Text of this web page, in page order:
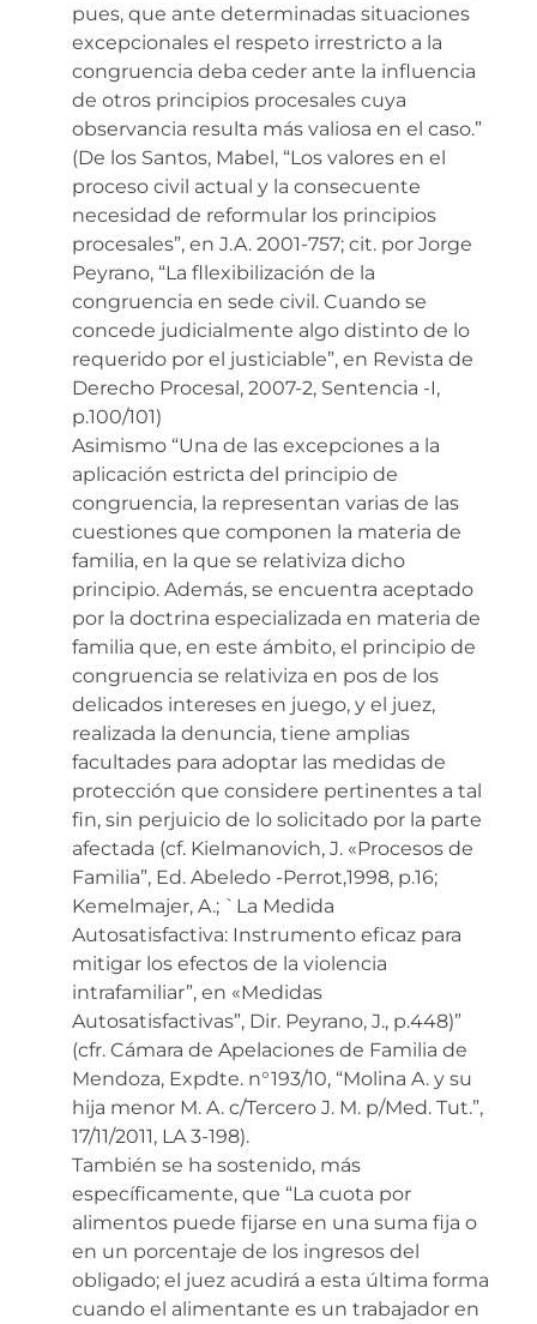
pues, que ante determinadas situaciones
excepcionales el respeto irrestricto a la
congruencia deba ceder ante la influencia
de otros principios procesales cuya
observancia resulta más valiosa en el caso.”
(De los Santos, Mabel, “Los valores en el
proceso civil actual y la consecuente
necesidad de reformular los principios
procesales”, en J.A. 2001-757; cit. por Jorge
Peyrano, “La fllexibilización de la
congruencia en sede civil. Cuando se
concede judicialmente algo distinto de lo
requerido por el justiciable”, en Revista de
Derecho Procesal, 2007-2, Sentencia -I,
p.100/101)
Asimismo “Una de las excepciones a la
aplicación estricta del principio de
congruencia, la representan varias de las
cuestiones que componen la materia de
familia, en la que se relativiza dicho
principio. Además, se encuentra aceptado
por la doctrina especializada en materia de
familia que, en este ámbito, el principio de
congruencia se relativiza en pos de los
delicados intereses en juego, y el juez,
realizada la denuncia, tiene amplias
facultades para adoptar las medidas de
protección que considere pertinentes a tal
fin, sin perjuicio de lo solicitado por la parte
afectada (cf. Kielmanovich, J. «Procesos de
Familia”, Ed. Abeledo -Perrot,1998, p.16;
Kemelmajer, A.; `La Medida
Autosatisfactiva: Instrumento eficaz para
mitigar los efectos de la violencia
intrafamiliar”, en «Medidas
Autosatisfactivas”, Dir. Peyrano, J., p.448)”
(cfr. Cámara de Apelaciones de Familia de
Mendoza, Expdte. n°193/10, “Molina A. y su
hija menor M. A. c/Tercero J. M. p/Med. Tut.”,
17/11/2011, LA 3-198).
También se ha sostenido, más
específicamente, que “La cuota por
alimentos puede fijarse en una suma fija o
en un porcentaje de los ingresos del
obligado; el juez acudirá a esta última forma
cuando el alimentante es un trabajador en